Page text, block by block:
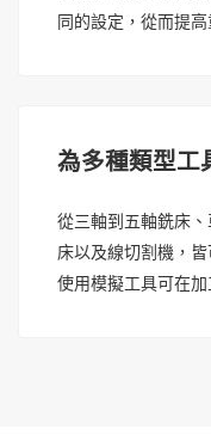
同的設定，從而提高
為多種類型工
從三軸到五軸銑床
床以及線切割機，
使用模擬工具可在